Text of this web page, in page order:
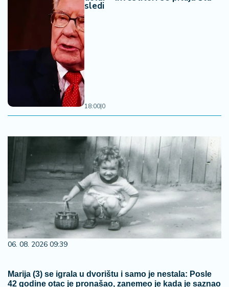
sledi
18:00|0
06. 08. 2026 09:39
Marija (3) se igrala u dvorištu i samo je nestala: Posle
42 godine otac je pronašao, zanemeo je kada je saznao